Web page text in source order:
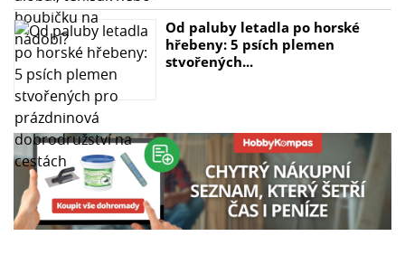
Od paluby letadla po horské
hřebeny: 5 psích plemen
stvořených...